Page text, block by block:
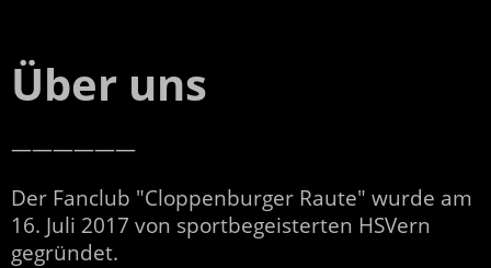
Über uns
——————
Der Fanclub "Cloppenburger Raute" wurde am
16. Juli 2017 von sportbegeisterten HSVern
gegründet.